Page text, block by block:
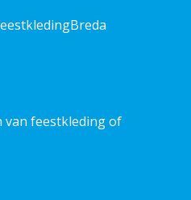
van feestkleding of